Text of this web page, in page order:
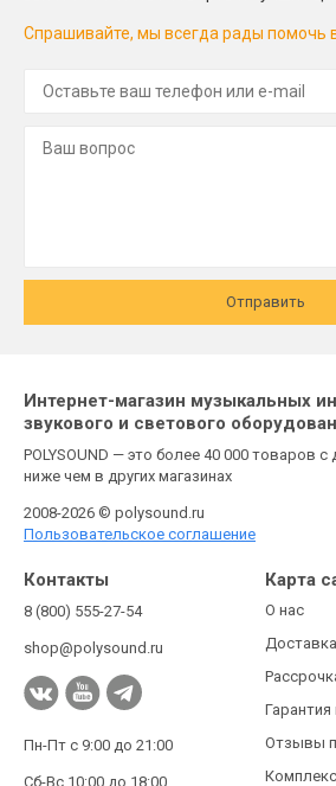
Спрашивайте, мы всегда рады помочь
Отправить
Интернет-магазин музыкальных
звукового и светового
POLYSOUND — это более 40 000 товаров
ниже чем в других магазинах
2008-2026 © polysound.ru
Пользовательское соглашение
Контакты
8 (800) 555-27-54
shop@polysound.ru
Пн-Пт с 9:00 до 21:00
Сб-Вс 10:00 до 18:00
Карта
О нас
Доставка
Отзывы